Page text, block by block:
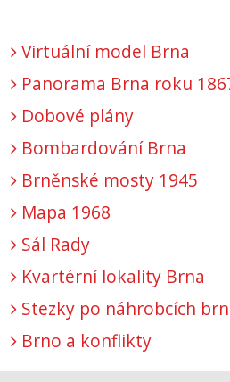
Virtuální model Brna
Panorama Brna roku
Dobové plány
Bombardování Brna
Brněnské mosty 1945
Mapa 1968
Sál Rady
Kvartérní lokality Brna
Stezky po náhrobcích
Brno a konflikty